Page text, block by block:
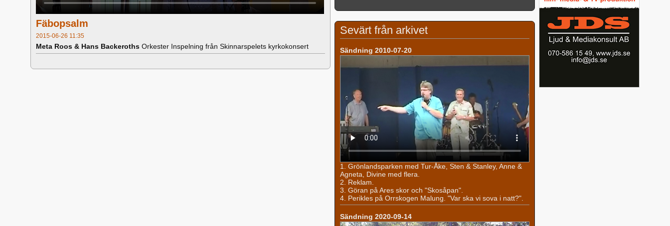
Fäbopsalm
2015-06-26 11:35
Meta Roos & Hans Backeroths Orkester Inspelning från Skinnarspelets kyrkokonsert
Sevärt från arkivet
Sändning 2010-07-20
1. Grönlandsparken med Tur-Åke, Sten & Stanley, Anne &
Agneta, Divine med flera.
2. Reklam.
3. Göran på Ares skor och "Skosåpan".
4. Perikles på Orrskogen Malung. "Var ska vi sova i natt?".
Sändning 2020-09-14